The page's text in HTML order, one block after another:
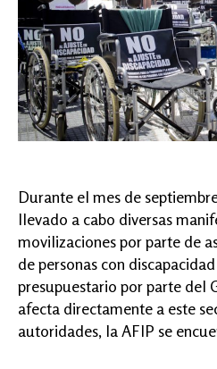
Durante el mes de
llevado a cabo diversas
movilizaciones por parte de
de personas con
presupuestario por parte del
afecta directamente a este
autoridades, la AFIP se